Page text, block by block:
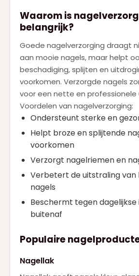
NEJMA
PACO RABANNE(14)
PRADA(6)
RALPH LAUREN
Roberto Cavalli(1)
SERGE LUTENS
SISLEY(2)
TOM FORD(5)
VERSACE(3)
VIKTOR & ROLF
YVES SAINT LAURENT
Waarom is
belangrijk?
Goede nagelverzorging draagt
aan mooie nagels, maar helpt
beschadiging, splijten en
voorkomen. Verzorgde nagels
voor een nette en professionele
Voordelen van nagelverzorging:
Ondersteunt sterke en
Helpt broze en splijtende
voorkomen
Verzorgt nagelriemen en
Verbetert de uitstraling van
nagels
Beschermt tegen
buitenaf
Populaire
Nagellak